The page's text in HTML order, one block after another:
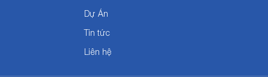
Dự Án
Tin tức
Liên hệ